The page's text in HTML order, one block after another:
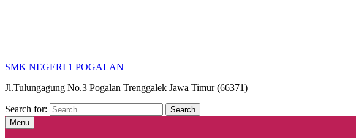
SMK NEGERI 1 POGALAN
Jl.Tulungagung No.3 Pogalan Trenggalek Jawa Timur (66371)
Search for:
Menu